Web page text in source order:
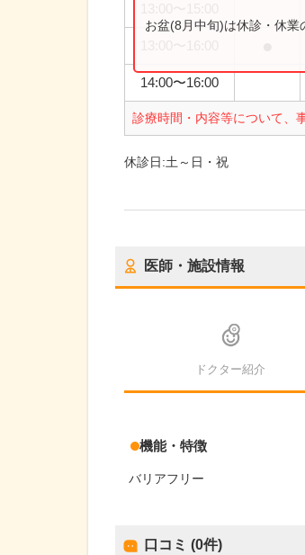
14:00〜16:00
診療時間・内容等について、
お盆(8月中旬)は休診・休業
休診日:土～日・祝
医師・施設情報
ドクター紹介
機能・特徴
バリアフリー
口コミ (0件)